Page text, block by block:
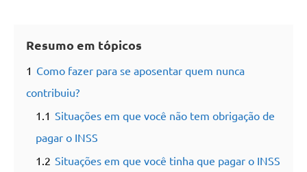
Resumo em tópicos
1 Como fazer para se aposentar quem nunca
contribuiu?
1.1 Situações em que você não tem obrigação de
pagar o INSS
1.2 Situações em que você tinha que pagar o INSS